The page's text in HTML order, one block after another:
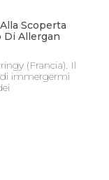
Scoperta
Di Allergan
(Francia). Il
immergermi